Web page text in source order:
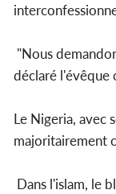
"Nous
déclaré l'évêque
Le Nigeria, avec
majoritairement
Dans l'islam, le